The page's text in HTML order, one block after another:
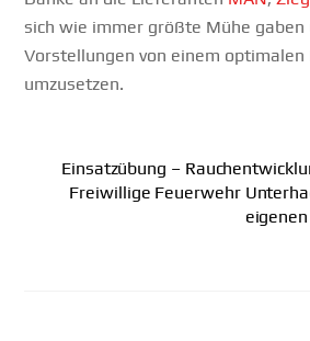
sich wie immer größte Mühe gaben
Vorstellungen von einem
umzusetzen.
Einsatzübung –
Freiwillige Feuerwehr